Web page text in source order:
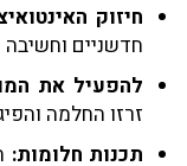
חיזוק
חדשניים
להפעיל את
זרזו החלמה
תכנות חלומות: